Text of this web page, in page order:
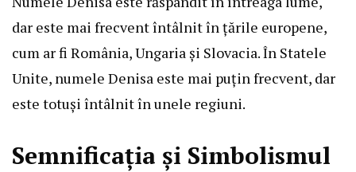
dar este mai frecvent întâlnit în țările europene,
cum ar fi România, Ungaria și Slovacia. În Statele
Unite, numele Denisa este mai puțin frecvent, dar
este totuși întâlnit în unele regiuni.
Semnificația și Simbolismul